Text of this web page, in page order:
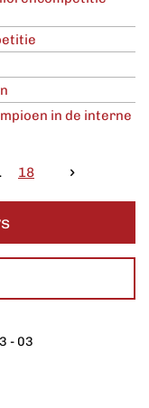
in de interne
18
- 03